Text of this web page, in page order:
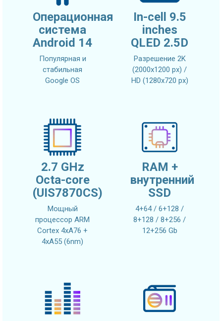
Операционная
система
Android 14
Популярная и
стабильная
Google OS
In-cell 9.5
inches
QLED 2.5D
Разрешение 2K
(2000x1200 px) /
HD (1280x720 px)
2.7 GHz
Octa-core
(UIS7870CS)
Мощный
процессор ARM
Cortex 4xA76 +
4xA55 (6nm)
RAM +
внутренний
SSD
4+64 / 6+128 /
8+128 / 8+256 /
12+256 Gb